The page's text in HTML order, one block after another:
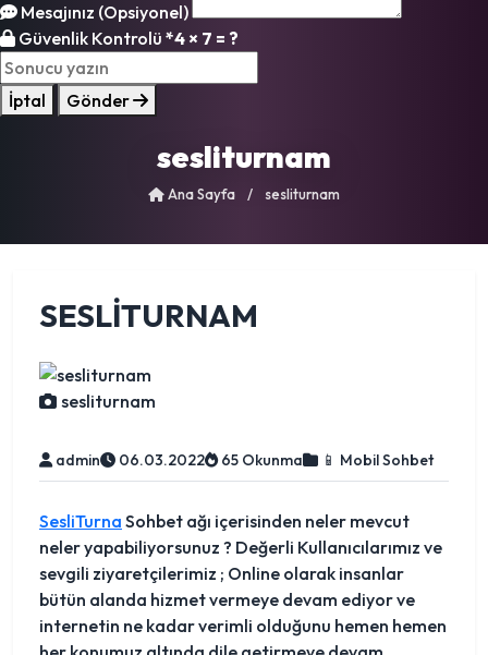
Mesajınız (Opsiyonel)
Güvenlik Kontrolü *4 × 7 = ?
İptal Gönder
sesliturnam
Ana Sayfa / sesliturnam
SESLITURNAM
sesliturnam
admin 06.03.2022 65 Okunma 📱 Mobil Sohbet
SesliTurna Sohbet ağı içerisinden neler mevcut
neler yapabiliyorsunuz ? Değerli Kullanıcılarımız ve
sevgili ziyaretçilerimiz ; Online olarak insanlar
bütün alanda hizmet vermeye devam ediyor ve
internetin ne kadar verimli olduğunu hemen hemen